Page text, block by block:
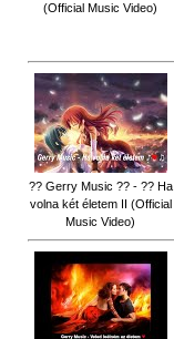
(Official Music Video)
?? Gerry Music ?? - ?? Ha
volna két életem II (Official
Music Video)